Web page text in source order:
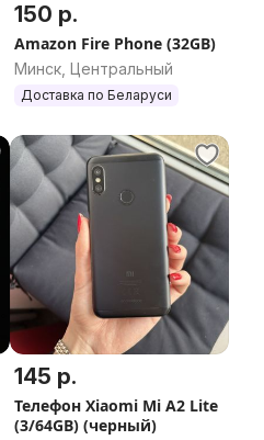
150 р.
Amazon Fire Phone (32GB)
Минск, Центральный
Доставка по Беларуси
145 р.
Телефон Xiaomi Mi A2 Lite
(3/64GB) (черный)